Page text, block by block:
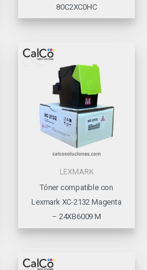
80C2XC0HC
LEXMARK
Tóner compatible con
Lexmark XC-2132 Magenta
– 24XB6009 M